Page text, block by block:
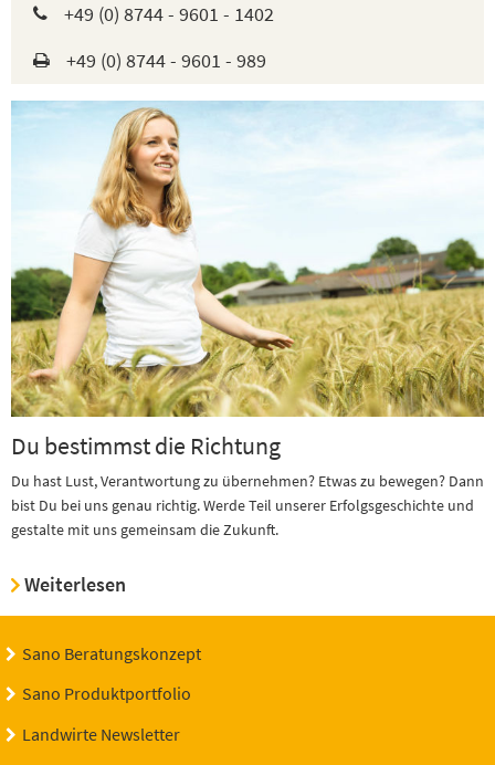
+49 (0) 8744 - 9601 - 1402
+49 (0) 8744 - 9601 - 989
Du bestimmst die Richtung
Du hast Lust, Verantwortung zu übernehmen? Etwas zu bewegen? Dann
bist Du bei uns genau richtig. Werde Teil unserer Erfolgsgeschichte und
gestalte mit uns gemeinsam die Zukunft.
Weiterlesen
Sano Beratungskonzept
Sano Produktportfolio
Landwirte Newsletter